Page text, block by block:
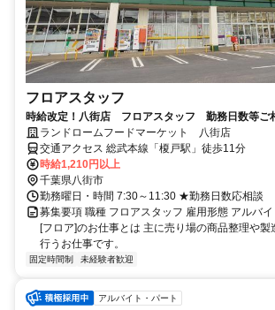
フロアスタッフ
時給改定！八街店 フロアスタッフ 勤務日数等ご
験者歓迎
ランドロームフードマーケット 八街店
交通アクセス 総武本線「榎戸駅」徒歩11分
時給1,210円以上
千葉県八街市
勤務曜日・時間 7:30～11:30 ★勤務日数応相談
募集要項 職種 フロアスタッフ 雇用形態 アルバ
[フロア]のお仕事とは 主に売り場の商品整理や製
行うお仕事です。
固定時間制 未経験者歓迎
アルバイト・パート